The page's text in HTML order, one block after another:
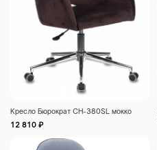
Кресло Бюрократ CH-380SL мокко
12 810 ₽